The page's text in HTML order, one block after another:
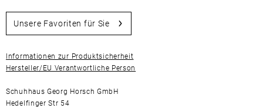
Unsere Favoriten für Sie
Informationen zur Produktsicherheit
Hersteller/EU Verantwortliche Person
Schuhhaus Georg Horsch GmbH
Hedelfinger Str 54